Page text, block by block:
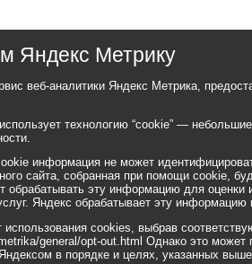
Яндекс Метрику
веб-аналитики Яндекс Метрика,
технологию “cookie” —
информация не может
сайта, собранная при помощи cookie,
обрабатывать эту информацию для оценки
Яндекс обрабатывает эту
использования cookies, выбрав
general/opt-out.html Однако это может
в порядке и целях, указанных